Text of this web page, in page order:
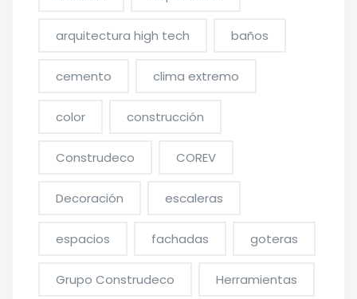
arquitectura high tech baños
cemento clima extremo
color construcción
Construdeco COREV
Decoración escaleras
espacios fachadas goteras
Grupo Construdeco Herramientas